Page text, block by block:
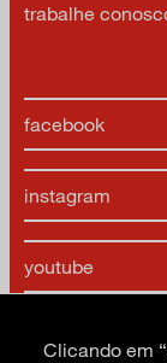
facebook
instagram
youtube
trabalhe
Clicando em